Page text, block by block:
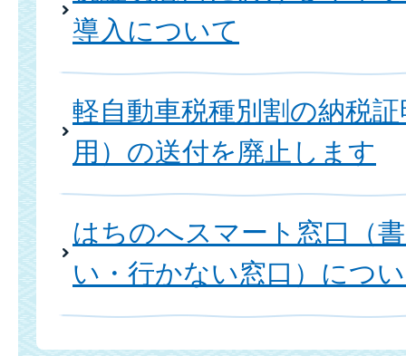
導入について
軽自動車税種別割の納税
用）の送付を廃止します
はちのへスマート窓口（
い・行かない窓口）につ